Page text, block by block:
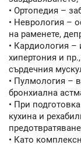
• Ортопедия –
• Неврология –
на раменете,
• Кардиология –
хипертония и
сърдечния
• Пулмология –
бронхиална
• При
кухина и
• Като